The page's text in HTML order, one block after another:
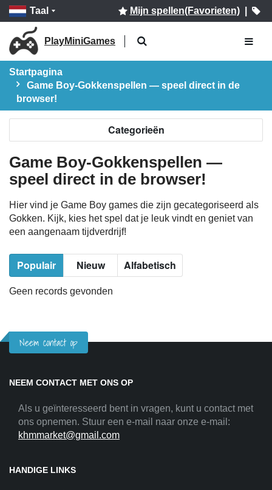
Taal Mijn spellen(Favorieten)|
PlayMiniGames
Startpagina
Game Boy-Gokkenspellen — speel direct in de
browser!
Categorieën
Game Boy-Gokkenspellen —
speel direct in de browser!
Hier vind je Game Boy games die zijn gecategoriseerd als
Gokken. Kijk, kies het spel dat je leuk vindt en geniet van
een aangenaam tijdverdrijf!
Populair Nieuw Alfabetisch
Geen records gevonden
Neem contact op
NEEM CONTACT MET ONS OP
Als u geïnteresseerd bent in vragen, kunt u contact met
ons opnemen. Stuur een e-mail naar onze e-mail:
khmmarket@gmail.com
HANDIGE LINKS